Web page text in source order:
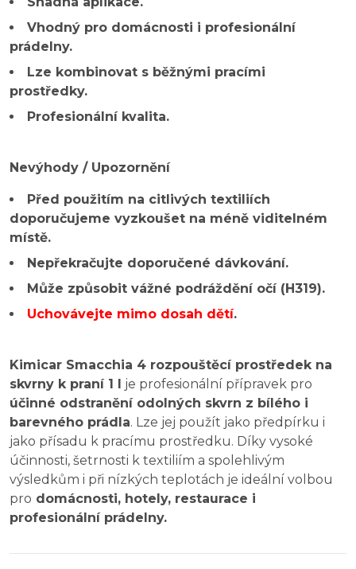
Vhodný pro domácnosti i profesionální
prádelny.
Lze kombinovat s běžnými pracími
prostředky.
Profesionální kvalita.
Nevýhody / Upozornění
Před použitím na citlivých textiliích
doporučujeme vyzkoušet na méně viditelném
místě.
Nepřekračujte doporučené dávkování.
Může způsobit vážné podráždění očí (H319).
Uchovávejte mimo dosah dětí.
Kimicar Smacchia 4 rozpouštěcí prostředek na
skvrny k praní 1 l je profesionální přípravek pro
účinné odstranění odolných skvrn z bílého i
barevného prádla. Lze jej použít jako předpírku i
jako přísadu k pracímu prostředku. Díky vysoké
účinnosti, šetrnosti k textiliím a spolehlivým
výsledkům i při nízkých teplotách je ideální volbou
pro domácnosti, hotely, restaurace i
profesionální prádelny.